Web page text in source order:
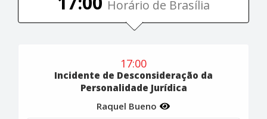
Horário de Brasília
17:00
Incidente de Desconsideração da
Personalidade Jurídica
Raquel Bueno